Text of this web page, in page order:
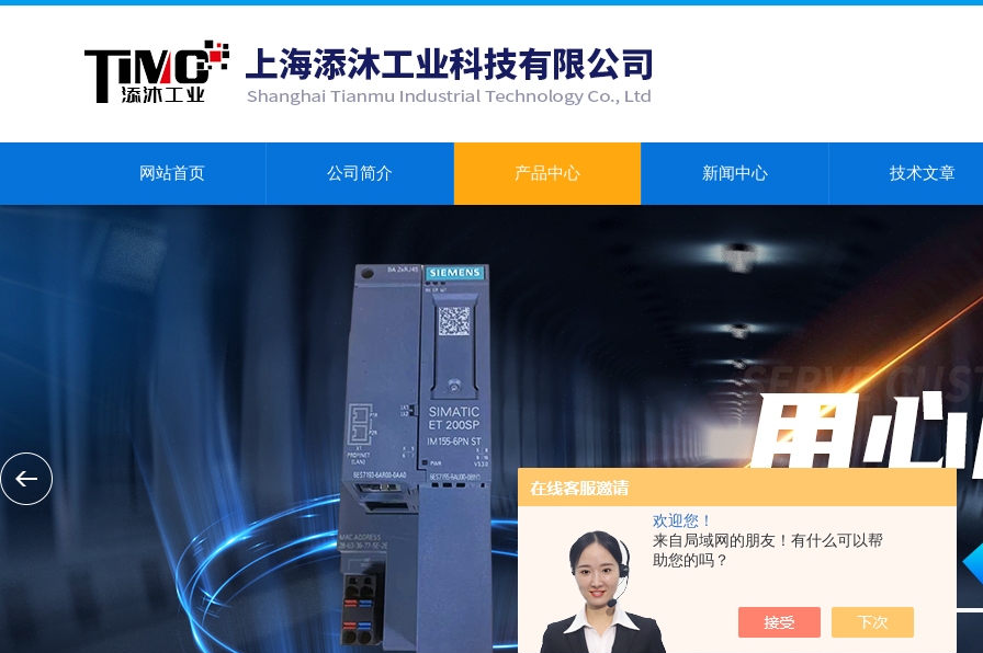
欢迎您！
来自局域网的朋友！有什么可以帮
助您的吗？
网站首页 公司简介 产品中心 新闻中心 技术文章